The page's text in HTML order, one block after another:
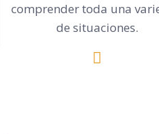
comprender toda una
de situaciones.